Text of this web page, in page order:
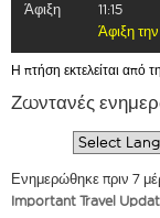
Άφιξη
11:15
Άφιξη
Η πτήση εκτελείται
Ζωντανές
Ενημερώθηκε πριν 7
Important Travel